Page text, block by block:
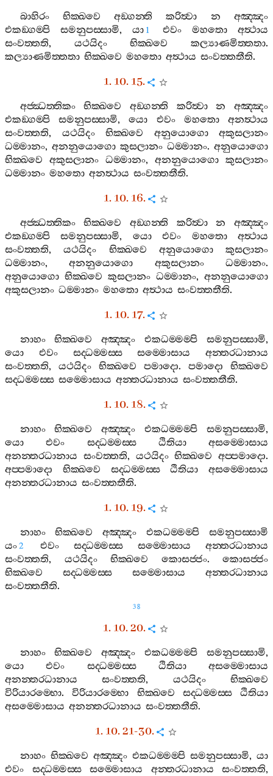
බාහිරං භික‍්ඛවෙ අඞ‍්ගන‍්ති කරිත්‍වා න
අඤ‍්ඤං
එකඞ‍්ගම‍්පි
සමනුපස‍්සාමි,යා 1 එවං මහතො
අත්‍ථාය
සංවත‍්තති, යථයිදං භික‍්ඛවෙ කල්‍යාණමිත‍්තතා.
කල්‍යාණමිත‍්තතා භික‍්ඛවෙ මහතො අත්‍ථාය සංවත‍්තතීති.
1. 10. 15.
අජ‍්ඣත‍්තිකං භික‍්ඛවෙ අඞ‍්ගන‍්ති කරිත්‍වා න
අඤ‍්ඤං
එකඞ‍්ගම‍්පි
සමනුපස‍්සාමි,යො එවං මහතො
අනත්‍ථාය
සංවත‍්තති, යථයිදං භික‍්ඛවෙ අනුයොගො
අකුසලානං
ධම‍්මානං, අනනුයොගො කුසලානං ධම‍්මානං. අනුයොගො
භික‍්ඛවෙ
අකුසලානං ධම‍්මානං, අනනුයොගො කුසලානං
ධම‍්මානං මහතො අනත්‍ථාය සංවත‍්තතීති.
1. 10. 16.
අජ‍්ඣත‍්තිකං භික‍්ඛවෙ අඞ‍්ගන‍්ති කරිත්‍වා න
අඤ‍්ඤං
එකඞ‍්ගම‍්පි
සමනුපස‍්සාමි, යො එවං මහතො
අත්‍ථාය
සංවත‍්තති,යථයිදං භික‍්ඛවෙ අනුයොගො
කුසලානං
ධම‍්මානං,අනනුයොගො අකුසලානං ධම‍්මානං.
අනුයොගො භික‍්ඛවෙ කුසලානං ධම‍්මානං, අනනුයොගො
අකුසලානං ධම‍්මානං මහතො අත්‍ථාය සංවත‍්තතීති.
1. 10. 17.
නාහං භික‍්ඛවෙ අඤ‍්ඤං එකධම‍්මම‍්පි සමනුපස‍්සාමි,
යො
එවං සද‍්ධම‍්මස‍්ස සම‍්මොසාය
අන‍්තරධානාය
සංවත‍්තති, යථයිදං භික‍්ඛවෙ පමාදො. පමාදො
භික‍්ඛවෙ
සද‍්ධම‍්මස‍්ස සම‍්මොසාය අන‍්තරධානාය සංවත‍්තතීති.
1. 10. 18.
නාහං භික‍්ඛවෙ අඤ‍්ඤං එකධම‍්මම‍්පි සමනුපස‍්සාමි,
යො
එවං සද‍්ධම‍්මස‍්ස ඨිතියා
අසම‍්මොසාය
අනන‍්තරධානාය සංවත‍්තති, යථයිදං භික‍්ඛවෙ අප‍්පමාදො.
අප‍්පමාදො
භික‍්ඛවෙ සද‍්ධම‍්මස‍්ස ඨිතියා
අසම‍්මොසාය
අනන‍්තරධානාය සංවත‍්තතීති.
1. 10. 19.
නාහං භික‍්ඛවෙ අඤ‍්ඤං එකධම‍්මම‍්පි
සමනුපස‍්සාමි
යං2 එවං සද‍්ධම‍්මස‍්ස සම‍්මොසාය
අන‍්තරධානාය
සංවත‍්තති, යථයිදං භික‍්ඛවෙ කොසජ‍්ජං. කොසජ‍්ජං
භික‍්ඛවෙ
සද‍්ධම‍්මස‍්ස සම‍්මොසාය
අන‍්තරධානාය
සංවත‍්තතීති.
38
1. 10. 20.
නාහං භික‍්ඛවෙ අඤ‍්ඤං එකධම‍්මම‍්පි සමනුපස‍්සාමි,
යො
එවං සද‍්ධම‍්මස‍්ස ඨිතියා
අසම‍්මොසාය
අනන‍්තරධානාය
සංවත‍්තති, යථයිදං
භික‍්ඛවෙ
විරියාරම‍්භො.විරියාරම‍්භො භික‍්ඛවෙ සද‍්ධම‍්මස‍්ස
ඨිතියා
අසම‍්මොසාය අනන‍්තරධානාය සංවත‍්තතීති.
1. 10. 21-30.
නාහං භික‍්ඛවෙ අඤ‍්ඤං එකධම‍්මම‍්පි සමනුපස‍්සාමි,යා
එවං
සද‍්ධම‍්මස‍්ස සම‍්මොසාය අන‍්තරධානාය සංවත‍්තති,